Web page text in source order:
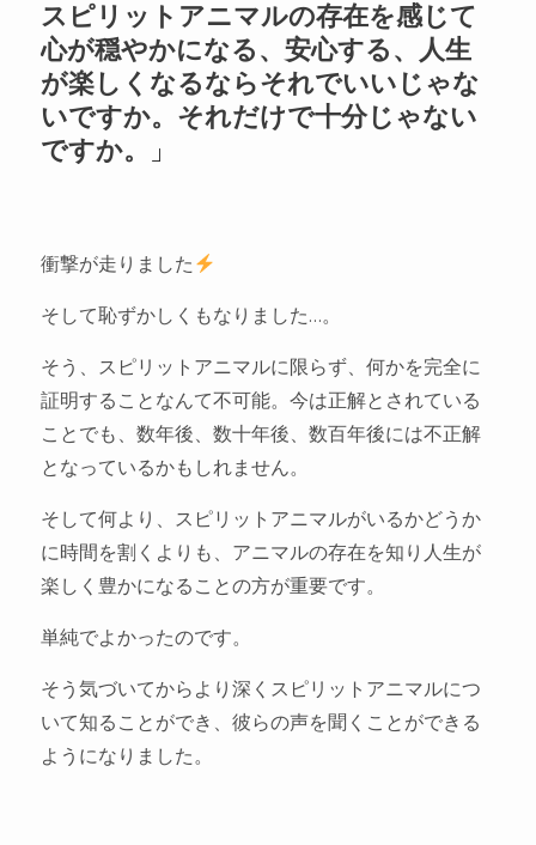
スピリットアニマルの存在を感じて
心が穏やかになる、安心する、人生
が楽しくなるならそれでいいじゃな
いですか。それだけで十分じゃない
ですか。
」
衝撃が走りました
そして恥ずかしくもなりました…。
そう、スピリットアニマルに限らず、何かを完全に
証明することなんて不可能。今は正解とされている
ことでも、数年後、数十年後、数百年後には不正解
となっているかもしれません。
そして何より、スピリットアニマルがいるかどうか
に時間を割くよりも、アニマルの存在を知り人生が
楽しく豊かになることの方が重要です。
単純でよかったのです。
そう気づいてからより深くスピリットアニマルにつ
いて知ることができ、彼らの声を聞くことができる
ようになりました。